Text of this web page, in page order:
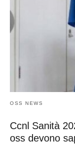
OSS NEWS
Ccnl Sanità
oss devono